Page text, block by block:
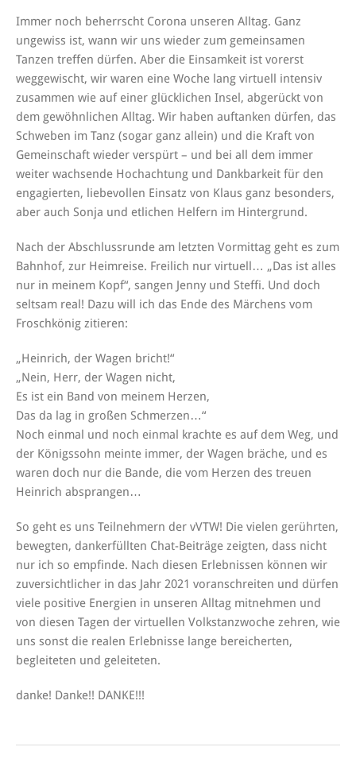
Immer noch beherrscht Corona unseren Alltag. Ganz
ungewiss ist, wann wir uns wieder zum gemeinsamen
Tanzen treffen dürfen. Aber die Einsamkeit ist vorerst
weggewischt, wir waren eine Woche lang virtuell intensiv
zusammen wie auf einer glücklichen Insel, abgerückt von
dem gewöhnlichen Alltag. Wir haben auftanken dürfen, das
Schweben im Tanz (sogar ganz allein) und die Kraft von
Gemeinschaft wieder verspürt – und bei all dem immer
weiter wachsende Hochachtung und Dankbarkeit für den
engagierten, liebevollen Einsatz von Klaus ganz besonders,
aber auch Sonja und etlichen Helfern im Hintergrund.
Nach der Abschlussrunde am letzten Vormittag geht es zum
Bahnhof, zur Heimreise. Freilich nur virtuell… „Das ist alles
nur in meinem Kopf“, sangen Jenny und Steffi. Und doch
seltsam real! Dazu will ich das Ende des Märchens vom
Froschkönig zitieren:
„Heinrich, der Wagen bricht!“
„Nein, Herr, der Wagen nicht,
Es ist ein Band von meinem Herzen,
Das da lag in großen Schmerzen…“
Noch einmal und noch einmal krachte es auf dem Weg, und
der Königssohn meinte immer, der Wagen bräche, und es
waren doch nur die Bande, die vom Herzen des treuen
Heinrich absprangen…
So geht es uns Teilnehmern der vVTW! Die vielen gerührten,
bewegten, dankerfüllten Chat-Beiträge zeigten, dass nicht
nur ich so empfinde. Nach diesen Erlebnissen können wir
zuversichtlicher in das Jahr 2021 voranschreiten und dürfen
viele positive Energien in unseren Alltag mitnehmen und
von diesen Tagen der virtuellen Volkstanzwoche zehren, wie
uns sonst die realen Erlebnisse lange bereicherten,
begleiteten und geleiteten.
danke! Danke!! DANKE!!!